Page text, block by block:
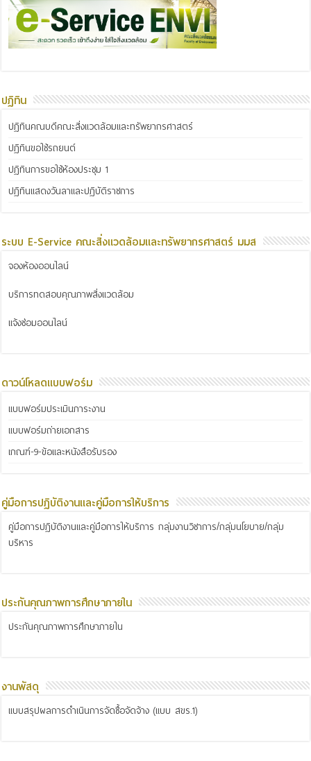
ปฏิทิน
ปฏิทินคณบดีคณะสิ่งแวดล้อมและทรัพยากรศาสตร์
ปฏิทินขอใช้รถยนต์
ปฏิทินการขอใช้ห้องประชุม 1
ปฏิทินแสดงวันลาและปฏิบัติราชการ
ระบบ E-Service คณะสิ่งแวดล้อมและทรัพยากรศาสตร์ มมส
จองห้องออนไลน์
บริการทดสอบคุณภาพสิ่งแวดล้อม
แจ้งซ่อมออนไลน์
ดาวน์โหลดแบบฟอร์ม
แบบฟอร์มประเมินภาระงาน
แบบฟอร์มถ่ายเอกสาร
เกณฑ์-9-ข้อและหนังสือรับรอง
คู่มือการปฏิบัติงานและคู่มือการให้บริการ
คู่มือการปฏิบัติงานและคู่มือการให้บริการ กลุ่มงานวิชาการ/กลุ่มนโยบาย/กลุ่ม
บริหาร
ประกันคุณภาพการศึกษาภายใน
ประกันคุณภาพการศึกษาภายใน
งานพัสดุ
แบบสรุปผลการดำเนินการจัดซื้อจัดจ้าง (แบบ สขร.1)